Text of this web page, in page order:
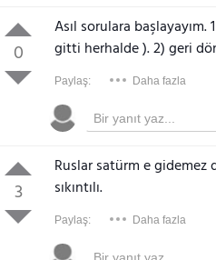
0
Asıl sorulara
gitti herhalde ). 2) geri
Paylaş: Daha fazla
3
Ruslar satürm e gidemez
sıkıntılı.
Paylaş: Daha fazla